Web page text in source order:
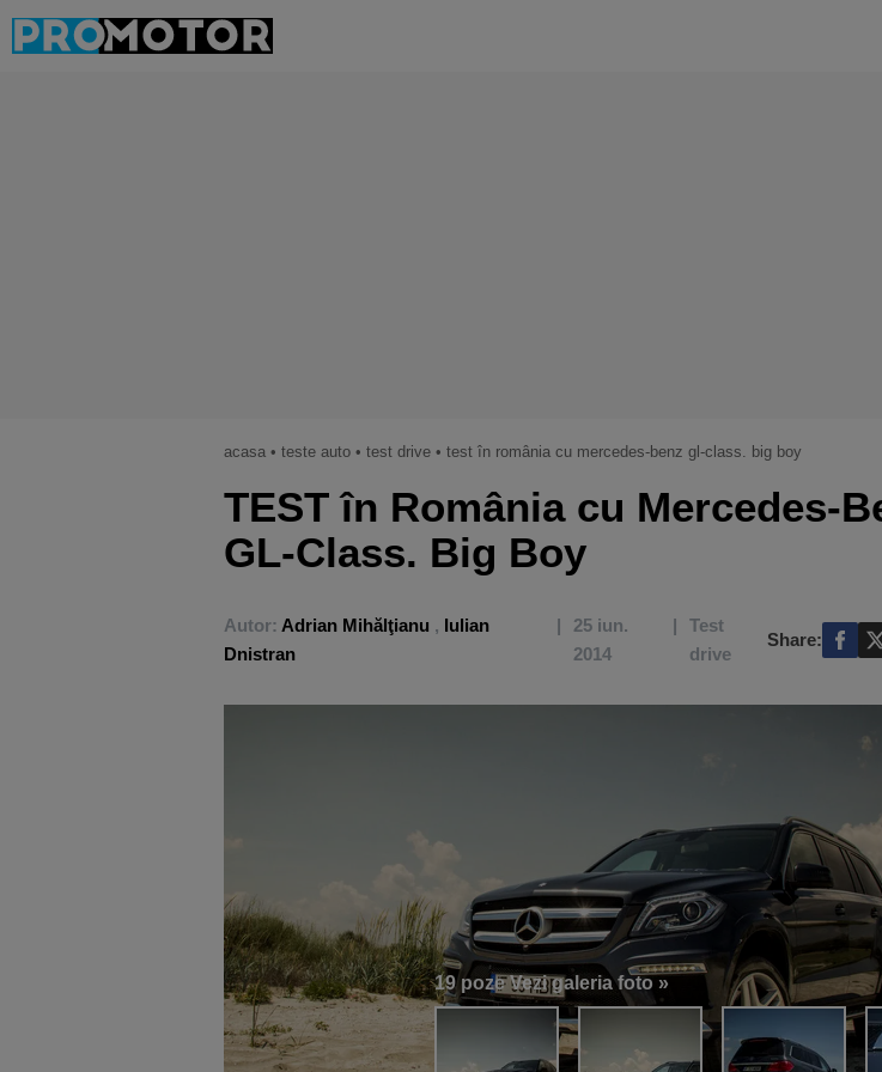
acasa • teste auto • test drive • test în românia cu mercedes-benz gl-class. big boy
TEST în România cu Mercedes-
GL-Class. Big Boy
Autor: Adrian Mihălţianu , Iulian
Dnistran
25 iun.
2014
Test
drive
Share:
19 pozeVezi galeria foto »